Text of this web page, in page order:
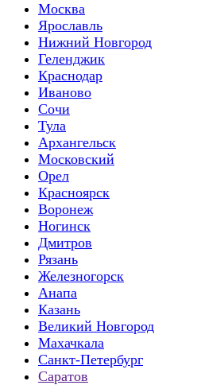
Москва
Ярославль
Нижний Новгород
Геленджик
Краснодар
Иваново
Сочи
Тула
Архангельск
Московский
Орел
Красноярск
Воронеж
Ногинск
Дмитров
Рязань
Железногорск
Анапа
Казань
Великий Новгород
Махачкала
Санкт-Петербург
Саратов